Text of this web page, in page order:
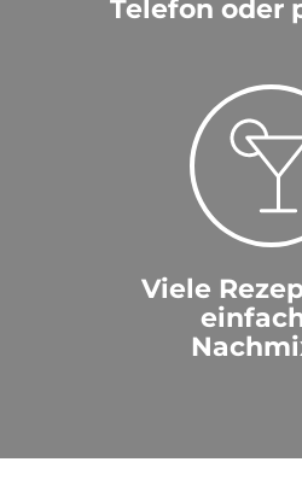
Telefon oder
Viele